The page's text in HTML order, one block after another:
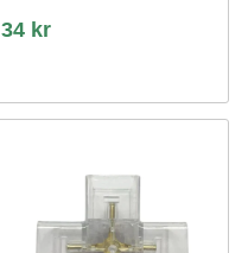
34 kr